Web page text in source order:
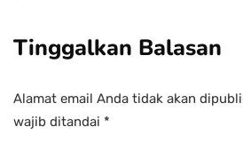
Tinggalkan Balasan
Alamat email Anda tidak akan
wajib ditandai *